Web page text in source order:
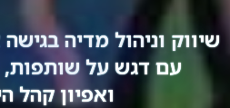
שיווק וניהול מדיה
עם דגש על
ואפיון קהל